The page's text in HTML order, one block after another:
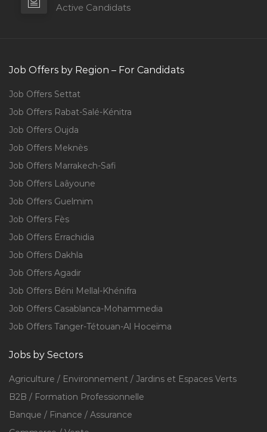
Active Candidats
Job Offers by Region – For Candidats
Job Offers Settat
Job Offers Rabat-Salé-Kénitra
Job Offers Oujda
Job Offers Meknès
Job Offers Marrakech-Safi
Job Offers Laâyoune
Job Offers Guelmim
Job Offers Fès
Job Offers Errachidia
Job Offers Dakhla
Job Offers Agadir
Job Offers Béni Mellal-Khénifra
Job Offers Casablanca-Mohammedia
Job Offers Tanger-Tétouan-Al Hoceïma
Jobs by Sectors
Agriculture / Environnement / Jardins et Espaces Verts
B2B / Formation Professionnelle
Banque / Finance / Assurance